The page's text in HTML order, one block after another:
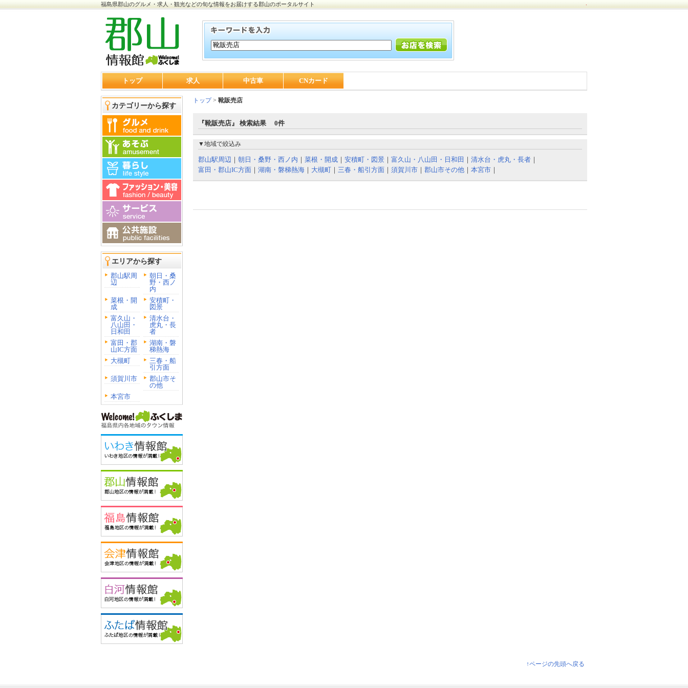
福島県郡山のグルメ・求人・観光などの旬な情報をお届けする郡山のポータルサイト
トップ 求人 中古車 CNカード
カテゴリーから探す
エリアから探す
郡山駅周
辺
朝日・桑
野・西ノ
内
菜根・開
成
安積町・
図景
富久山・
八山田・
日和田
清水台・
虎丸・長
者
富田・郡
山IC方面
湖南・磐
梯熱海
大槻町
三春・船
引方面
須賀川市
郡山市そ
の他
本宮市
トップ> 靴販売店
『靴販売店』 検索結果 0件
▼地域で絞込み
郡山駅周辺 ｜ 朝日・桑野・西ノ内 ｜ 菜根・開成 ｜ 安積町・図景 ｜ 富久山・八山田・日和田 ｜ 清水台・虎丸・長者 ｜
富田・郡山IC方面 ｜ 湖南・磐梯熱海 ｜ 大槻町 ｜ 三春・船引方面 ｜ 須賀川市 ｜ 郡山市その他 ｜ 本宮市 ｜
↑ページの先頭へ戻る